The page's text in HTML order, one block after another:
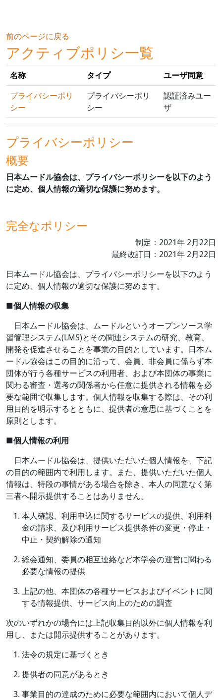
前のページに戻る
アクティブポリシ一覧
名称 タイプ
ユーザ同意
プライバシーポリ
シー
プライバシーポリ
シー
認証済みユー
ザ
プライバシーポリシー
概要
日本ムードル協会は、プライバシーポリシーを以下のよう
に定め、個人情報の適切な保護に努めます。
完全なポリシー
制定： 2021年2月22日
最終改訂日： 2021年2月22日
日本ムードル協会は、プライバシーポリシーを以下のよう
に定め、個人情報の適切な保護に努めます。
■個人情報の収集
日本ムードル協会は、ムードルというオープンソース学
習管理システム(LMS)とその関連システムの研究、教育、
開発を促進させることを事業の目的としています。日本ム
ードル協会はこの目的に沿って、会員、非会員に係らず本
団体が行う各種サービスの利用者、および本団体の事業に
関わる審査・選考の関係者から任意に提供される情報を必
要な範囲で収集します。個人情報を収集する際は、その利
用目的を明示するとともに、提供者の意思に基づくことを
原則とします。
■個人情報の利用
日本ムードル協会は、提供いただいた個人情報を、下記
の目的の範囲内で利用します。また、提供いただいた個人
情報は、特段の事情がある場合を除き、本人の同意なく第
三者へ開示提供することはありません。
本人確認、利用申込に関するサービスの提供、利用料
金の請求、及び利用サービス提供条件の変更・停止・
中止・契約解除の通知
総会通知、委員の相互連絡など本学会の運営に関わる
必要な情報の提供
上記の他、本団体の各種サービスおよびイベントに関
する情報提供、サービス向上のための調査
次のいずれかの場合には上記収集目的以外に個人情報を利
用し、または開示提供することがあります。
法令の規定に基づくとき
提供者の同意があるとき
事業目的の達成のために必要な範囲内において個人デ